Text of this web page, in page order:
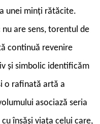
unei minți rătăcite.
are sens, torentul de
continuă revenire
și simbolic identificăm
o rafinată artă a
asociază seria
însăși viața celui care,